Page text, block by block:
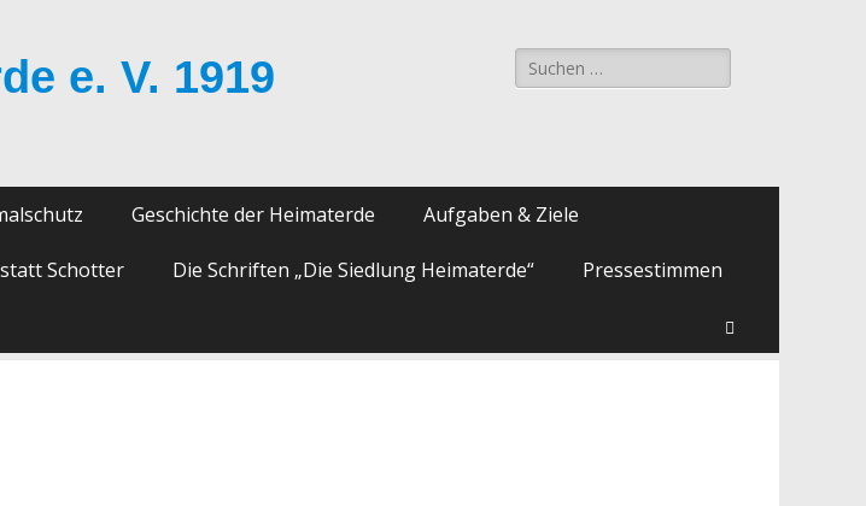
e. V. 1919
Suche
nach:
Geschichte der Heimaterde Aufgaben & Ziele
Schotter Die Schriften „Die Siedlung Heimaterde“ Pressestimmen